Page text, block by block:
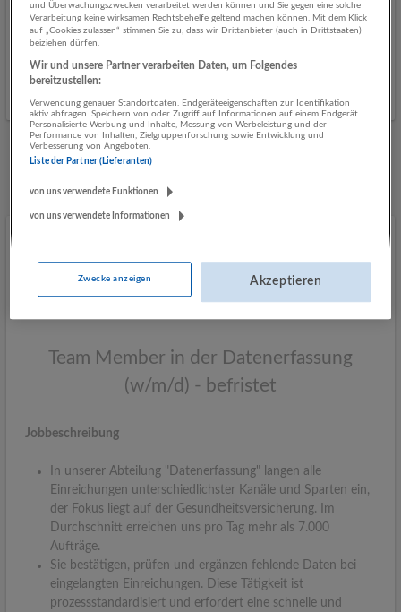
WERKSTÄTTENLEITER NUTZFAHRZEUGE - Vollzeit 40
Std. 5120 St. Pantaleon
08.08.2026,
Natschläger Transportgesellschaft m.b.H.
5120 St. Pantaleon
Heute veröffentlicht
Team Member in der Datenerfassung
(w/m/d) - befristet
Jobbeschreibung
In unserer Abteilung "Datenerfassung" langen alle
Einreichungen unterschiedlichster Kanäle und Sparten ein,
der Fokus liegt auf der Gesundheitsversicherung. Im
Durchschnitt erreichen uns pro Tag mehr als 7.000
Aufträge.
Sie bestätigen, prüfen und ergänzen fehlende Daten bei
eingelangten Einreichungen. Diese Tätigkeit ist
prozessstandardisiert und erfordert eine schnelle und
und Überwachungszwecken verarbeitet werden können und Sie gegen eine solche
Verarbeitung keine wirksamen Rechtsbehelfe geltend machen können. Mit dem Klick
auf „Cookies zulassen“ stimmen Sie zu, dass wir Drittanbieter (auch in Drittstaaten)
beiziehen dürfen.
Wir und unsere Partner verarbeiten Daten, um Folgendes
bereitzustellen:
Verwendung genauer Standortdaten. Endgeräteeigenschaften zur Identifikation
aktiv abfragen. Speichern von oder Zugriff auf Informationen auf einem Endgerät.
Personalisierte Werbung und Inhalte, Messung von Werbeleistung und der
Performance von Inhalten, Zielgruppenforschung sowie Entwicklung und
Verbesserung von Angeboten.
Liste der Partner (Lieferanten)
von uns verwendete Funktionen
von uns verwendete Informationen
Zwecke anzeigen Akzeptieren